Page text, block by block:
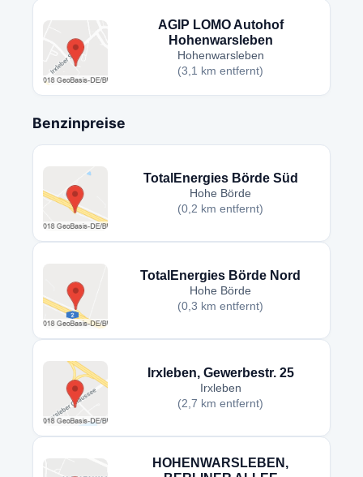
AGIP LOMO Autohof
Hohenwarsleben
Hohenwarsleben
(3,1 km entfernt)
Benzinpreise
TotalEnergies Börde Süd
Hohe Börde
(0,2 km entfernt)
TotalEnergies Börde Nord
Hohe Börde
(0,3 km entfernt)
Irxleben, Gewerbestr. 25
Irxleben
(2,7 km entfernt)
HOHENWARSLEBEN,